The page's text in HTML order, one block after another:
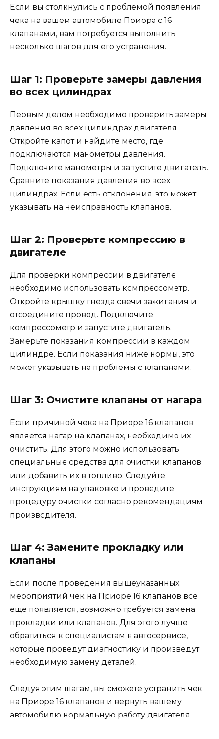
Если вы столкнулись с проблемой появления
чека на вашем автомобиле Приора с 16
клапанами, вам потребуется выполнить
несколько шагов для его устранения.
Шаг 1: Проверьте замеры давления
во всех цилиндрах
Первым делом необходимо проверить замеры
давления во всех цилиндрах двигателя.
Откройте капот и найдите место, где
подключаются манометры давления.
Подключите манометры и запустите двигатель.
Сравните показания давления во всех
цилиндрах. Если есть отклонения, это может
указывать на неисправность клапанов.
Шаг 2: Проверьте компрессию в
двигателе
Для проверки компрессии в двигателе
необходимо использовать компрессометр.
Откройте крышку гнезда свечи зажигания и
отсоедините провод. Подключите
компрессометр и запустите двигатель.
Замерьте показания компрессии в каждом
цилиндре. Если показания ниже нормы, это
может указывать на проблемы с клапанами.
Шаг 3: Очистите клапаны от нагара
Если причиной чека на Приоре 16 клапанов
является нагар на клапанах, необходимо их
очистить. Для этого можно использовать
специальные средства для очистки клапанов
или добавить их в топливо. Следуйте
инструкциям на упаковке и проведите
процедуру очистки согласно рекомендациям
производителя.
Шаг 4: Замените прокладку или
клапаны
Если после проведения вышеуказанных
мероприятий чек на Приоре 16 клапанов все
еще появляется, возможно требуется замена
прокладки или клапанов. Для этого лучше
обратиться к специалистам в автосервисе,
которые проведут диагностику и произведут
необходимую замену деталей.
Следуя этим шагам, вы сможете устранить чек
на Приоре 16 клапанов и вернуть вашему
автомобилю нормальную работу двигателя.